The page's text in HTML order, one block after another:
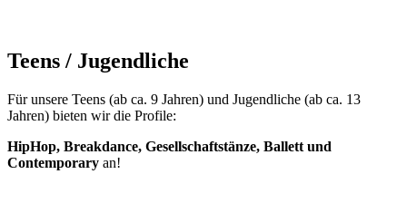
Teens / Jugendliche
Für unsere Teens (ab ca. 9 Jahren) und Jugendliche (ab ca. 13
Jahren) bieten wir die Profile:
HipHop, Breakdance, Gesellschaftstänze, Ballett und
Contemporary an!